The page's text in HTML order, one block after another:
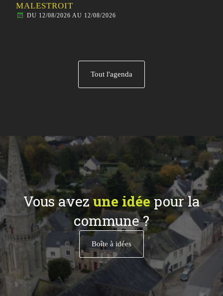
MALESTROIT
DU 12/08/2026 AU 12/08/2026
Tout l'agenda
Vous avezune idéepour la
commune ?
Boîte à idées